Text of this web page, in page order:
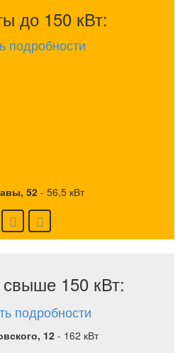
до 150 кВт:
52- 56,5 кВт
150 кВт:
12- 162 кВт